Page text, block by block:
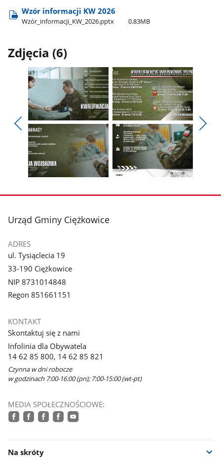
Wzór informacji KW 2026
Wzór​_informacji​_KW​_2026.pptx 0.83MB
Zdjęcia (6)
Pokaż
poprzednie
zdjęcia
Pokaż
zdjęcie
1
z
galerii.
Pokaż
zdjęcie
galerii.
galerii.
stopka
Urząd Gminy Ciężkowice
ADRES
ul. Tysiąclecia 19
33-190 Ciężkowice
NIP 8731014848
Regon 851661151
KONTAKT
Skontaktuj się z nami
Infolinia dla Obywatela
14 62 85 800, 14 62 85 821
Czynna w dni robocze
w godzinach 7:00-16:00 (pn); 7:00-15:00 (wt-pt)
MEDIA SPOŁECZNOŚCIOWE:
Na skróty